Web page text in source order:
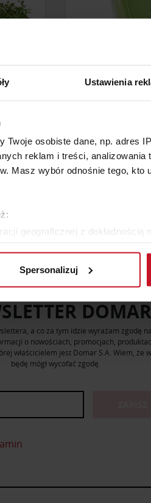
Ustawienia
Twoje osobiste dane, np. adres
reklam i treści,
Masz wybór odnośnie tego, kto
geograficznej z dokładnością
dane są przetwarzane oraz
treści i reklam, aby oferować
z naszej witryny,
te informacje z innymi
Spersonalizuj
ZAPYTAJ O
DOMAR
a co za tym idzie wyrażam zgodę
o nowościach, promocjach,
właścicielem jest Domar S.A. Wiem, że
będę mógł wycofać zgodę.